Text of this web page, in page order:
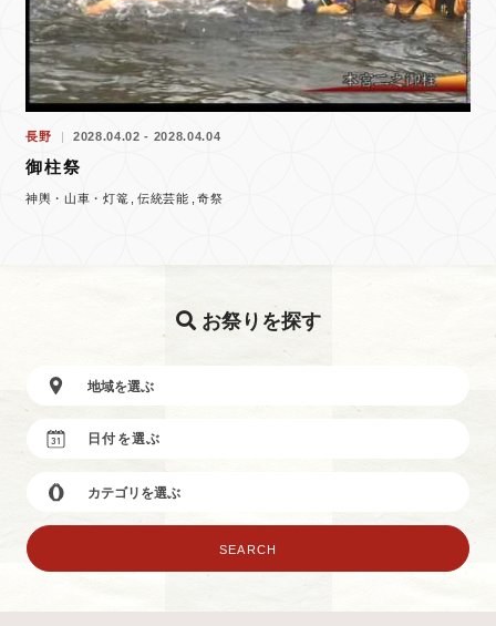
長野 2028.04.02 - 2028.04.04
御柱祭
神輿・山車・灯篭 伝統芸能 奇祭
お祭りを探す